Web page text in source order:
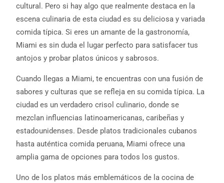
cultural. Pero si hay algo que realmente destaca en la
escena culinaria de esta ciudad es su deliciosa y variada
comida típica. Si eres un amante de la gastronomía,
Miami es sin duda el lugar perfecto para satisfacer tus
antojos y probar platos únicos y sabrosos.
Cuando llegas a Miami, te encuentras con una fusión de
sabores y culturas que se refleja en su comida típica. La
ciudad es un verdadero crisol culinario, donde se
mezclan influencias latinoamericanas, caribeñas y
estadounidenses. Desde platos tradicionales cubanos
hasta auténtica comida peruana, Miami ofrece una
amplia gama de opciones para todos los gustos.
Uno de los platos más emblemáticos de la cocina de